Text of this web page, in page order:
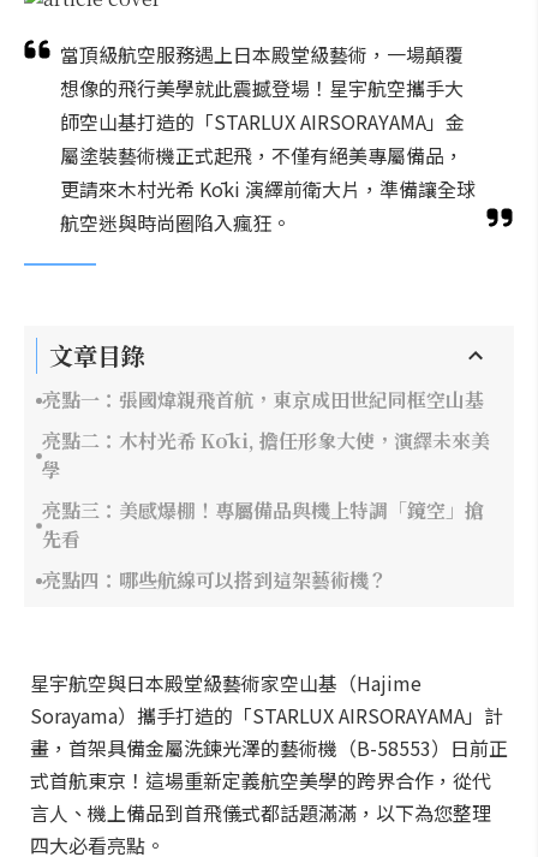
當頂級航空服務遇上日本殿堂級藝術，一場顛覆
想像的飛行美學就此震撼登場！星宇航空攜手大
師空山基打造的「STARLUX AIRSORAYAMA」金
屬塗裝藝術機正式起飛，不僅有絕美專屬備品，
更請來木村光希 Kōki 演繹前衛大片，準備讓全球
航空迷與時尚圈陷入瘋狂。
文章目錄
亮點一：張國煒親飛首航，東京成田世紀同框空山基
亮點二：木村光希 Kōki, 擔任形象大使，演繹未來美
學
亮點三：美感爆棚！專屬備品與機上特調「鏡空」搶
先看
亮點四：哪些航線可以搭到這架藝術機？
星宇航空與日本殿堂級藝術家空山基（Hajime
Sorayama）攜手打造的「STARLUX AIRSORAYAMA」計
畫，首架具備金屬洗鍊光澤的藝術機（B-58553）日前正
式首航東京！這場重新定義航空美學的跨界合作，從代
言人、機上備品到首飛儀式都話題滿滿，以下為您整理
四大必看亮點。